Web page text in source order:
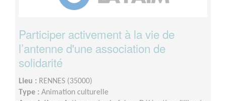
Participer activement à la vie de
l’antenne d'une association de
solidarité
Lieu : RENNES (35000)
Type : Animation culturelle